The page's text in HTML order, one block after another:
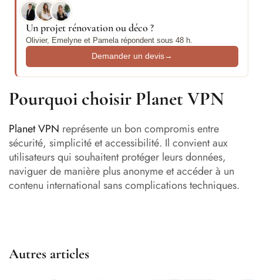
Un projet rénovation ou déco ?
Olivier, Emelyne et Pamela répondent sous 48 h.
Demander un devis→
Pourquoi choisir Planet VPN
Planet VPN représente un bon compromis entre
sécurité, simplicité et accessibilité. Il convient aux
utilisateurs qui souhaitent protéger leurs données,
naviguer de manière plus anonyme et accéder à un
contenu international sans complications techniques.
Autres articles